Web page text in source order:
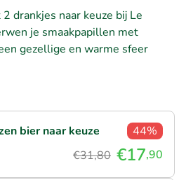
drankjes naar keuze bij Le
je smaakpapillen met
gezellige en warme sfeer
bier naar keuze
44%
€31,80 €17,90